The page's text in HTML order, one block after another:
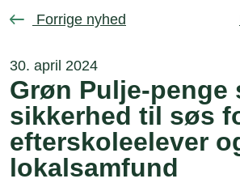
Forrige nyhed
30. april 2024
Grøn Pulje-penge
sikkerhed til søs
efterskoleelever
lokalsamfund